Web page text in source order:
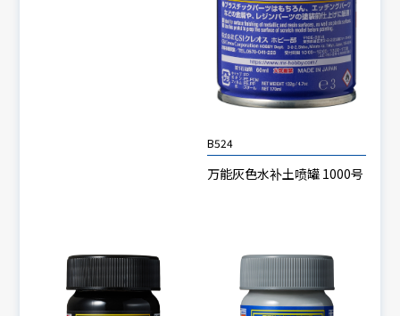
B524
万能灰色水补土喷罐 1000号